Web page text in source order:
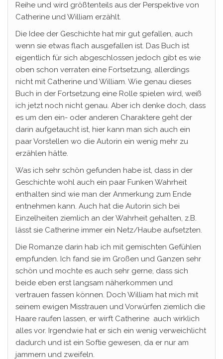
Reihe und wird größtenteils aus der Perspektive von
Catherine und William erzählt.
Die Idee der Geschichte hat mir gut gefallen, auch
wenn sie etwas flach ausgefallen ist. Das Buch ist
eigentlich für sich abgeschlossen jedoch gibt es wie
oben schon verraten eine Fortsetzung, allerdings
nicht mit Catherine und William. Wie genau dieses
Buch in der Fortsetzung eine Rolle spielen wird, weiß
ich jetzt noch nicht genau. Aber ich denke doch, dass
es um den ein- oder anderen Charaktere geht der
darin aufgetaucht ist, hier kann man sich auch ein
paar Vorstellen wo die Autorin ein wenig mehr zu
erzählen hätte.
Was ich sehr schön gefunden habe ist, dass in der
Geschichte wohl auch ein paar Funken Wahrheit
enthalten sind wie man der Anmerkung zum Ende
entnehmen kann. Auch hat die Autorin sich bei
Einzelheiten ziemlich an der Wahrheit gehalten, z.B.
lässt sie Catherine immer ein Netz/Haube aufsetzten.
Die Romanze darin hab ich mit gemischten Gefühlen
empfunden. Ich fand sie im Großen und Ganzen sehr
schön und mochte es auch sehr gerne, dass sich
beide eben erst langsam näherkommen und
vertrauen fassen können. Doch William hat mich mit
seinem ewigen Misstrauen und Vorwürfen ziemlich die
Haare raufen lassen, er wirft Catherine auch wirklich
alles vor. Irgendwie hat er sich ein wenig verweichlicht
dadurch und ist ein Softie gewesen, da er nur am
jammern und zweifeln.